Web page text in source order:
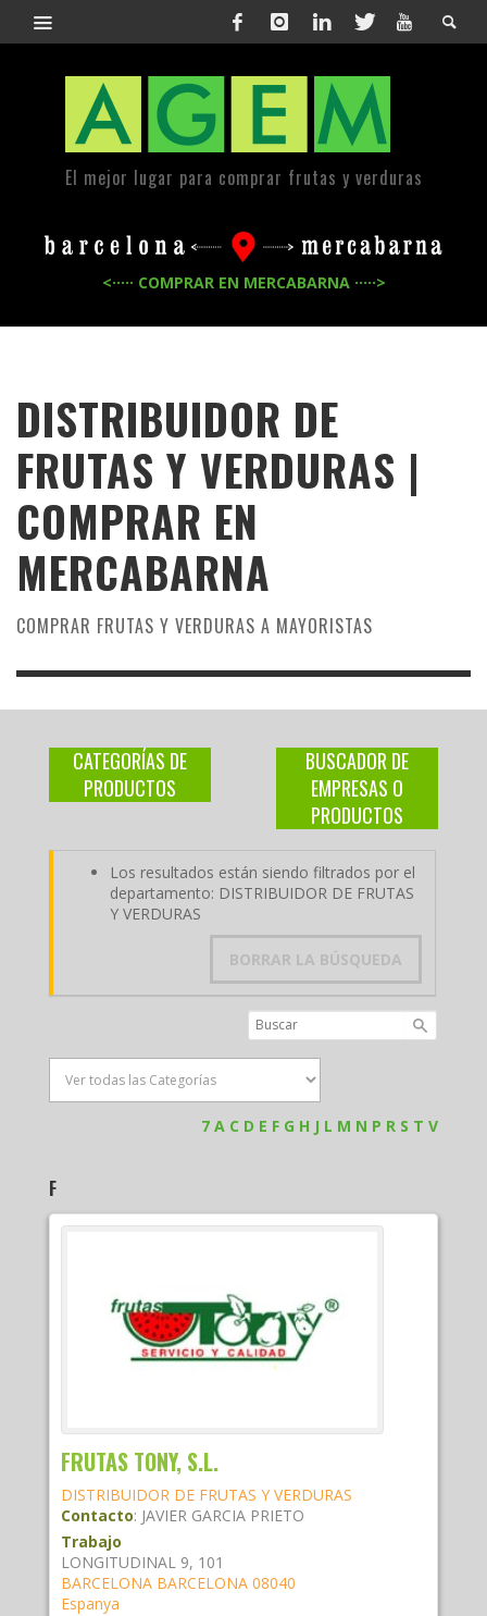
El mejor lugar para comprar frutas y verduras
<····· COMPRAR EN MERCABARNA ·····>
DISTRIBUIDOR DE
FRUTAS Y VERDURAS |
COMPRAR EN
MERCABARNA
COMPRAR FRUTAS Y VERDURAS A MAYORISTAS
CATEGORÍAS DE
PRODUCTOS
BUSCADOR DE
EMPRESAS O
PRODUCTOS
Los resultados están siendo filtrados por el
departamento: DISTRIBUIDOR DE FRUTAS
Y VERDURAS
BORRAR LA BÚSQUEDA
7 A C D E F G H J L M N P R S T V
F
FRUTAS TONY, S.L.
DISTRIBUIDOR DE FRUTAS Y VERDURAS
Contacto: JAVIER GARCIA PRIETO
Trabajo
LONGITUDINAL 9, 101
BARCELONA BARCELONA 08040
Espanya